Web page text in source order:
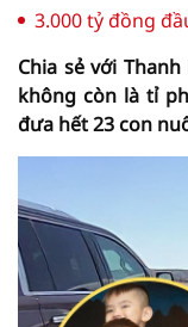
3.000 tỷ đồng
Chia sẻ với
không còn là tỉ
đưa hết 23 con